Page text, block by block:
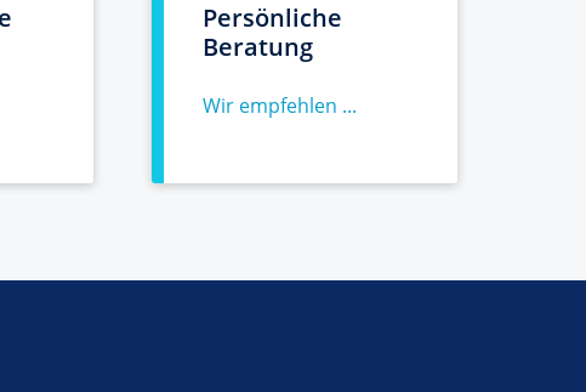
Persönliche
Beratung
Wir empfehlen ...